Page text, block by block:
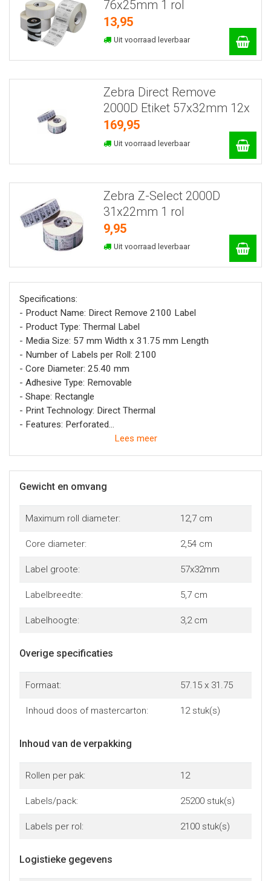
76x25mm 1 rol
13,95
Uit voorraad leverbaar
Zebra Direct Remove
2000D Etiket 57x32mm 12x
169,95
Uit voorraad leverbaar
Zebra Z-Select 2000D
31x22mm 1 rol
9,95
Uit voorraad leverbaar
Specifications:
- Product Name: Direct Remove 2100 Label
- Product Type: Thermal Label
- Media Size: 57 mm Width x 31.75 mm Length
- Number of Labels per Roll: 2100
- Core Diameter: 25.40 mm
- Adhesive Type: Removable
- Shape: Rectangle
- Print Technology: Direct Thermal
- Features: Perforated
Lees meer
Gewicht en omvang
Maximum roll diameter: 12,7 cm
Core diameter: 2,54 cm
Label groote: 57x32mm
Labelbreedte: 5,7 cm
Labelhoogte: 3,2 cm
Overige specificaties
Formaat: 57.15 x 31.75
Inhoud doos of mastercarton: 12 stuk(s)
Inhoud van de verpakking
Rollen per pak: 12
Labels/pack: 25200 stuk(s)
Labels per rol: 2100 stuk(s)
Logistieke gegevens